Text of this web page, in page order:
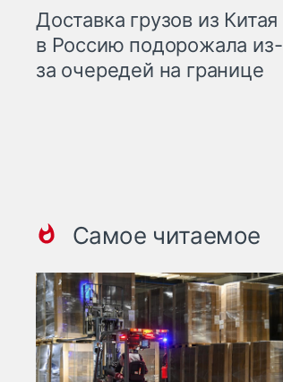
Доставка грузов из Китая
в Россию подорожала из-
за очередей на границе
Самое читаемое